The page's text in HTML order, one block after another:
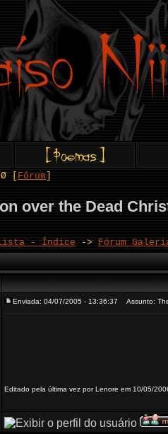
[ Fórum
over the Dead
- Índice -> Fórum
Enviada: 04/07/2005 - 13:36:37 Assunto:
Editado pela última vez por Lenore em 10/05/